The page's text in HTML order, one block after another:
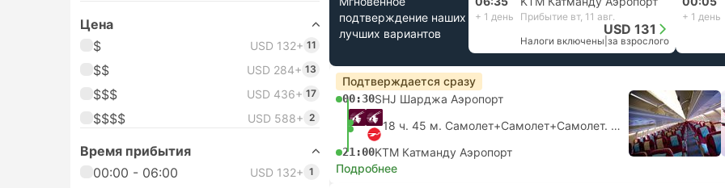
Цена
$
USD 132+ 11
$$ USD 284+ 13
$$$ USD 436+ 17
$$$$ USD 588+ 2
Время прибытия
00:00 - 06:00
USD 132+ 1
подтверждение наших
лучших вариантов
+ 1 день Прибытие вт, 11 авг.
USD 131
Налоги включены за взрослого
+ 1 день
Подтверждается сразу
00:30SHJ Шарджа Аэропорт
18 ч. 45 м. Самолет+Самолет+Самолет.
Самостоятельная
21:00KTM Катманду Аэропорт
Подробнее